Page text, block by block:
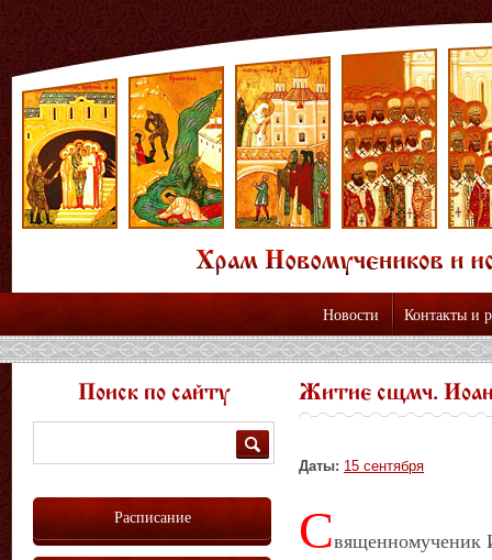
Новости Контакты и
Житие сщмч.
Даты: 15 сентября
Священномученик
Поиск по сайту
Расписание